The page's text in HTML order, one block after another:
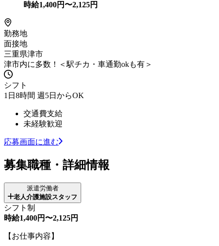
時給1,400円〜2,125円
勤務地
面接地
三重県津市
津市内に多数！＜駅チカ・車通勤okも有＞
シフト
1日8時間 週5日からOK
交通費支給
未経験歓迎
応募画面に進む
募集職種・詳細情報
派遣労働者
老人介護施設スタッフ
シフト制
時給1,400円〜2,125円
【お仕事内容】